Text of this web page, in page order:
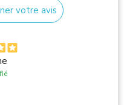
votre avis